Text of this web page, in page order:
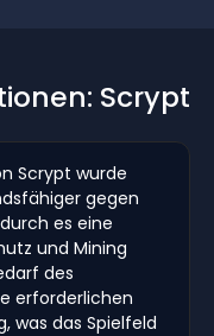
Scrypt
Scrypt wurde
gegen
es eine
und Mining
des
erforderlichen
was das Spielfeld